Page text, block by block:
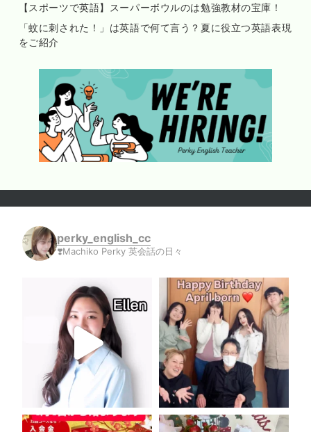
【スポーツで英語】スーパーボウルのは勉強教材の宝庫！
「蚊に刺された！」は英語で何て言う？夏に役立つ英語表現
をご紹介
perky_english_cc
❣️Machiko Perky 英会話の日々